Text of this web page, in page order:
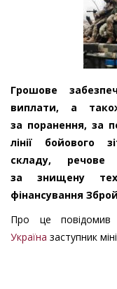
Грошове
виплати, а
за поранення, за
лінії бойового
складу, речове
за знищену
фінансування
Про це
Україна заступник